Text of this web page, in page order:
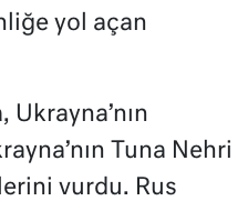
yol açan
Tuna Nehri
vurdu. Rus